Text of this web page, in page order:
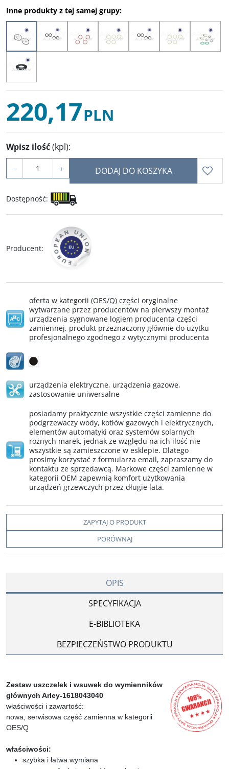
Inne produkty z tej samej grupy:
220,17PLN
Wpisz ilość(kpl):
− + DODAJ DO KOSZYKA
Dostępność:
Producent:
oferta w kategorii (OES/Q) części oryginalne
wytwarzane przez producentów na pierwszy montaż
urządzenia sygnowane logiem producenta części
zamiennej, produkt przeznaczony głównie do użytku
profesjonalnego zgodnego z wytycznymi producenta
urządzenia elektryczne, urządzenia gazowe,
zastosowanie uniwersalne
posiadamy praktycznie wszystkie części zamienne do
podgrzewaczy wody, kotłów gazowych i elektrycznych,
elementów automatyki oraz systemów solarnych
rożnych marek, jednak ze względu na ich ilość nie
wszystkie są zamieszczone w esklepie. Dlatego
prosimy korzystać z formularza email, zapraszamy do
kontaktu ze sprzedawcą. Markowe części zamienne w
kategorii OEM zapewnią komfort użytkowania
urządzeń grzewczych przez długie lata.
ZAPYTAJ O PRODUKT
PORÓWNAJ
OPIS
SPECYFIKACJA
E-BIBLIOTEKA
BEZPIECZEŃSTWO PRODUKTU
Zestaw uszczelek i wsuwek do wymienników
głównych Arley-1618043040
właściwości i zawartość:
nowa, serwisowa część zamienna w kategorii
OES/Q
właściwości:
szybka i łatwa wymiana